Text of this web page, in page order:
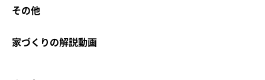
その他
家づくりの解説動画